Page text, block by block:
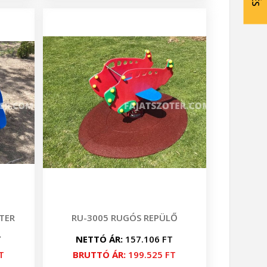
RU-3005 RUGÓS REPÜLŐ
NETTÓ ÁR: 157.106 FT
BRUTTÓ ÁR: 199.525 FT